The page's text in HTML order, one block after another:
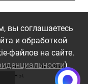
для стильных
вы соглашаетесь
и обработкой
файлов на сайте.
)